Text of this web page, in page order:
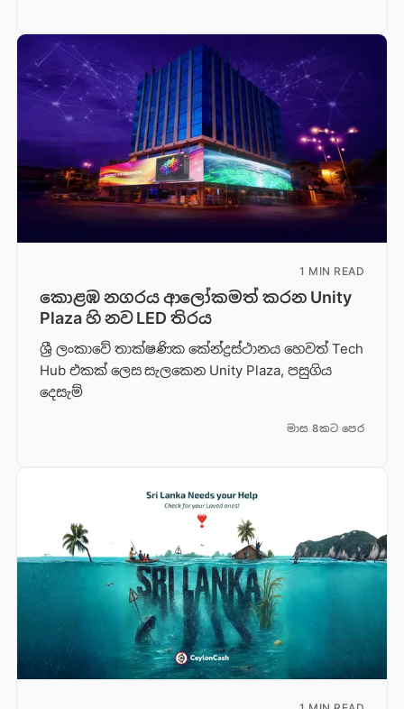
1 MIN READ
කොළඹ නගරය ආලෝකමත් කරන Unity
Plaza හි නව LED තිරය
ශ්‍රී ලංකාවේ තාක්ෂණික කේන්ද්‍රස්ථානය හෙවත් Tech
Hub එකක් ලෙස සැලකෙන Unity Plaza, පසුගිය
දෙසැම්
මාස 8කට පෙර